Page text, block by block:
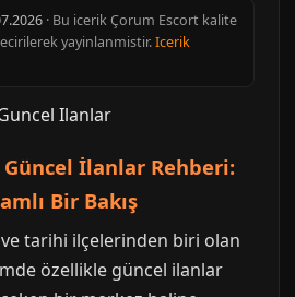
· Bu icerik Çorum Escort kalite
yayinlanmistir.Icerik
İlanlar Rehberi:
Bir Bakış
tarihi ilçelerinden biri olan
özellikle güncel ilanlar